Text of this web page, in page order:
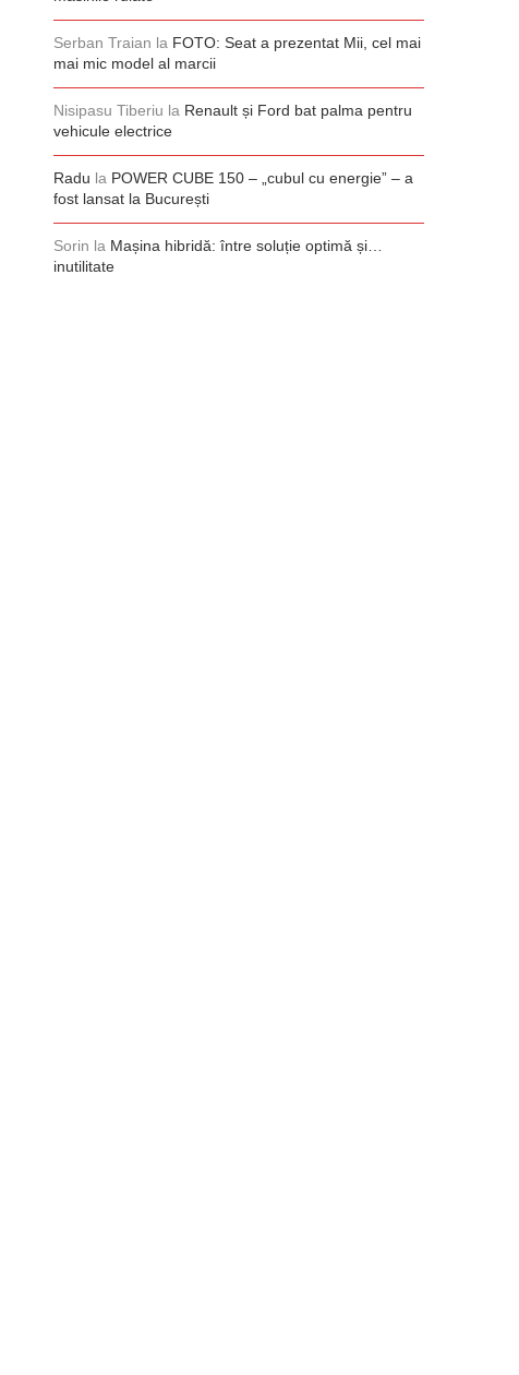
Serban Traian la FOTO: Seat a prezentat Mii, cel mai
mai mic model al marcii
Nisipasu Tiberiu la Renault și Ford bat palma pentru
vehicule electrice
Radu la POWER CUBE 150 – „cubul cu energie” – a
fost lansat la București
Sorin la Mașina hibridă: între soluție optimă și…
inutilitate